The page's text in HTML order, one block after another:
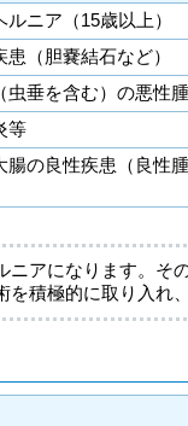
ルニア（15歳以上）
患（胆嚢結石など）
虫垂を含む）の悪性
等
腸の良性疾患（良性
ニアになります。そ
を積極的に取り入れ